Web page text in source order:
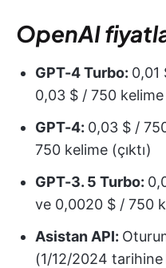
OpenAI
GPT-4 Turbo: 0,01
0,03 $ / 750 kelime
GPT-4: 0,03 $ /
750 kelime (çıktı)
GPT-3. 5 Turbo:
ve 0,0020 $ / 750
Asistan API:
(1/12/2024